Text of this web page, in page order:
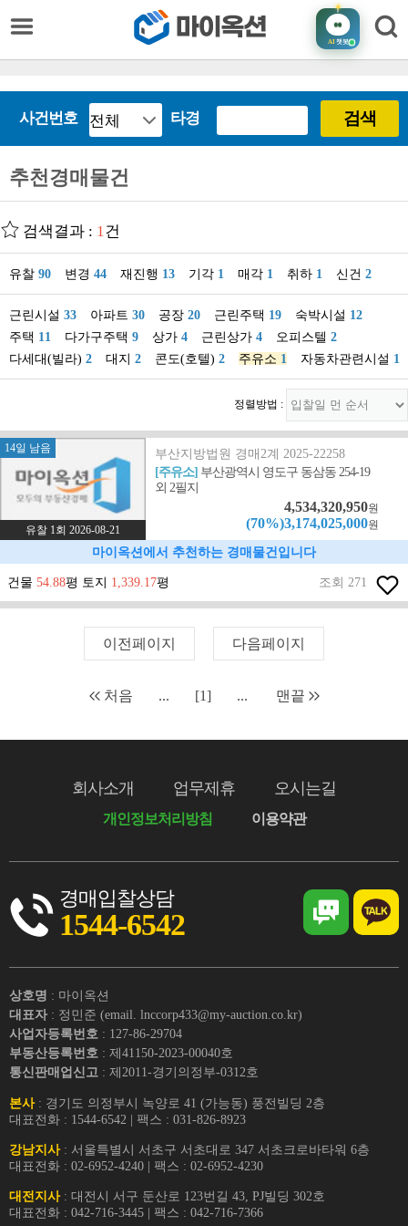
AI챗봇
사건번호 타경 검색
추천경매물건
검색결과 : 1건
유찰 90 변경 44 재진행 13 기각 1 매각 1 취하 1 신건 2
근린시설 33 아파트 30 공장 20 근린주택 19 숙박시설 12
주택 11 다가구주택 9 상가 4 근린상가 4 오피스텔 2
다세대(빌라) 2 대지 2 콘도(호텔) 2 주유소 1 자동차관련시설 1
정렬방법 :
14일 남음
유찰 1회 2026-08-21
부산지방법원 경매2계 2025-22258
[주유소] 부산광역시 영도구 동삼동 254-19
외 2필지
4,534,320,950원
(70%)3,174,025,000원
마이옥션에서 추천하는 경매물건입니다
건물 54.88평 토지 1,339.17평 조회 271
이전페이지 다음페이지
처음 ... [1] ... 맨끝
회사소개 업무제휴 오시는길
개인정보처리방침 이용약관
경매입찰상담
1544-6542
상호명 : 마이옥션
대표자 : 정민준 (email. lnccorp433@my-auction.co.kr)
사업자등록번호 : 127-86-29704
부동산등록번호 : 제41150-2023-00040호
통신판매업신고 : 제2011-경기의정부-0312호
본사: 경기도 의정부시 녹양로 41 (가능동) 풍전빌딩 2층
대표전화 : 1544-6542 | 팩스 : 031-826-8923
강남지사: 서울특별시 서초구 서초대로 347 서초크로바타워 6층
대표전화 : 02-6952-4240 | 팩스 : 02-6952-4230
대전지사: 대전시 서구 둔산로 123번길 43, PJ빌딩 302호
대표전화 : 042-716-3445 | 팩스 : 042-716-7366